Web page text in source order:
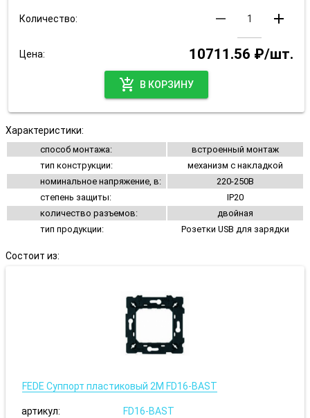
Количество: remove add
Цена:
10711.56 ₽/шт.
add_shopping_cart
В КОРЗИНУ
Характеристики:
способ монтажа:
встроенный монтаж
тип конструкции:
механизм с накладкой
номинальное напряжение, в:
220-250В
степень защиты:
IP20
количество разъемов:
двойная
тип продукции:
Розетки USB для зарядки
Состоит из:
FEDE Суппорт пластиковый 2М FD16-BAST
артикул:
FD16-BAST